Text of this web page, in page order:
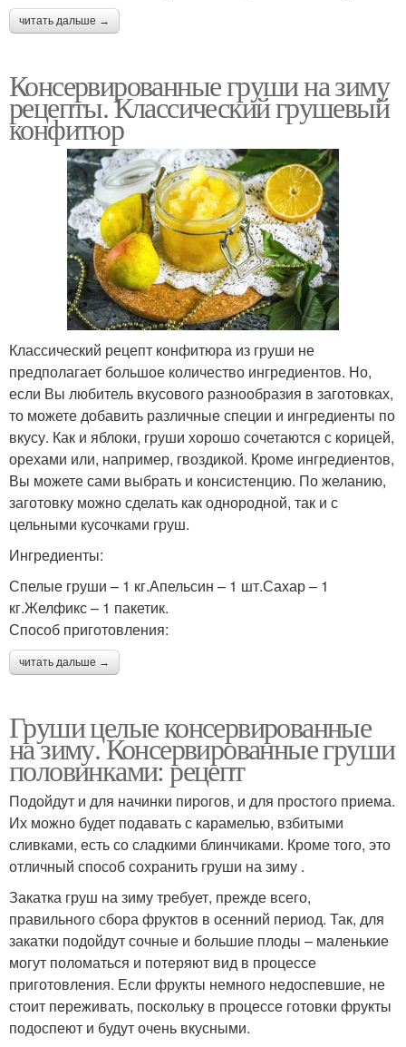
читать дальше →
Консервированные груши на зиму
рецепты. Классический грушевый
конфитюр
Классический рецепт конфитюра из груши не
предполагает большое количество ингредиентов. Но,
если Вы любитель вкусового разнообразия в заготовках,
то можете добавить различные специи и ингредиенты по
вкусу. Как и яблоки, груши хорошо сочетаются с корицей,
орехами или, например, гвоздикой. Кроме ингредиентов,
Вы можете сами выбрать и консистенцию. По желанию,
заготовку можно сделать как однородной, так и с
цельными кусочками груш.
Ингредиенты:
Спелые груши – 1 кг.Апельсин – 1 шт.Сахар – 1
кг.Желфикс – 1 пакетик.
Способ приготовления:
читать дальше →
Груши целые консервированные
на зиму. Консервированные груши
половинками: рецепт
Подойдут и для начинки пирогов, и для простого приема.
Их можно будет подавать с карамелью, взбитыми
сливками, есть со сладкими блинчиками. Кроме того, это
отличный способ сохранить груши на зиму .
Закатка груш на зиму требует, прежде всего,
правильного сбора фруктов в осенний период. Так, для
закатки подойдут сочные и большие плоды – маленькие
могут поломаться и потеряют вид в процессе
приготовления. Если фрукты немного недоспевшие, не
стоит переживать, поскольку в процессе готовки фрукты
подоспеют и будут очень вкусными.